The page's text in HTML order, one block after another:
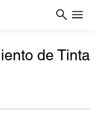
de Tinta